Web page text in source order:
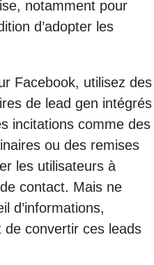
notamment pour
d’adopter les
Facebook, utilisez des
de lead gen intégrés
incitations comme des
ou des remises
les utilisateurs à
contact. Mais ne
d’informations,
convertir ces leads